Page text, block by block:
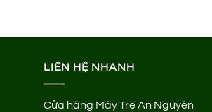
LIÊN HỆ NHANH
Cửa hàng Mây Tre An Nguyên